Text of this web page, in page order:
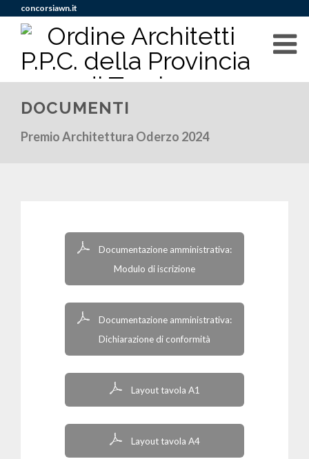
concorsiawn.it
DOCUMENTI
Premio Architettura Oderzo 2024
Documentazione amministrativa:
Modulo di iscrizione
Documentazione amministrativa:
Dichiarazione di conformità
Layout tavola A1
Layout tavola A4